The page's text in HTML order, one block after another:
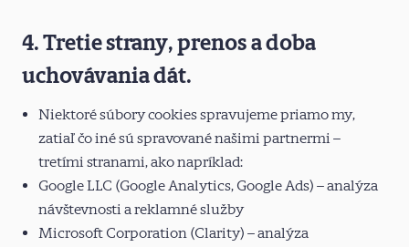
4. Tretie strany, prenos a doba
uchovávania dát.
Niektoré súbory cookies spravujeme priamo my,
zatiaľ čo iné sú spravované našimi partnermi –
tretími stranami, ako napríklad:
Google LLC (Google Analytics, Google Ads) – analýza
návštevnosti a reklamné služby
Microsoft Corporation (Clarity) – analýza